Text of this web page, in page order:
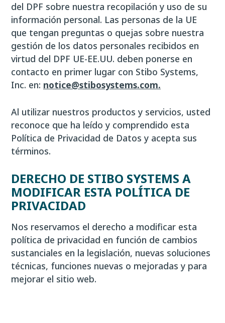
del DPF sobre nuestra recopilación y uso de su
información personal. Las personas de la UE
que tengan preguntas o quejas sobre nuestra
gestión de los datos personales recibidos en
virtud del DPF UE-EE.UU. deben ponerse en
contacto en primer lugar con Stibo Systems,
Inc. en: notice@stibosystems.com.
Al utilizar nuestros productos y servicios, usted
reconoce que ha leído y comprendido esta
Política de Privacidad de Datos y acepta sus
términos.
DERECHO DE STIBO SYSTEMS A
MODIFICAR ESTA POLÍTICA DE
PRIVACIDAD
Nos reservamos el derecho a modificar esta
política de privacidad en función de cambios
sustanciales en la legislación, nuevas soluciones
técnicas, funciones nuevas o mejoradas y para
mejorar el sitio web.